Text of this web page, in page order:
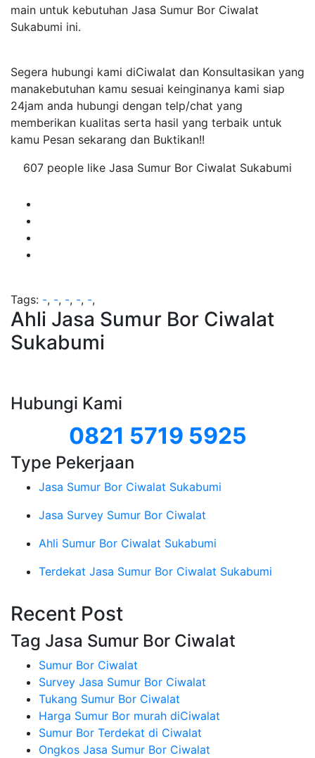
main untuk kebutuhan Jasa Sumur Bor Ciwalat
Sukabumi ini.
Segera hubungi kami diCiwalat dan Konsultasikan yang
manakebutuhan kamu sesuai keinginanya kami siap
24jam anda hubungi dengan telp/chat yang
memberikan kualitas serta hasil yang terbaik untuk
kamu Pesan sekarang dan Buktikan!!
607 people like Jasa Sumur Bor Ciwalat Sukabumi
Tags: -, -, -, -, -,
Ahli Jasa Sumur Bor Ciwalat
Sukabumi
Hubungi Kami
0821 5719 5925
Type Pekerjaan
Jasa Sumur Bor Ciwalat Sukabumi
Jasa Survey Sumur Bor Ciwalat
Ahli Sumur Bor Ciwalat Sukabumi
Terdekat Jasa Sumur Bor Ciwalat Sukabumi
Recent Post
Tag Jasa Sumur Bor Ciwalat
Sumur Bor Ciwalat
Survey Jasa Sumur Bor Ciwalat
Tukang Sumur Bor Ciwalat
Harga Sumur Bor murah diCiwalat
Sumur Bor Terdekat di Ciwalat
Ongkos Jasa Sumur Bor Ciwalat